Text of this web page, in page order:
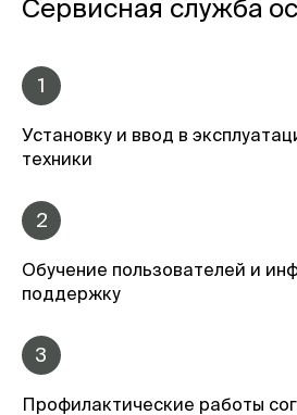
Сервисная служба
1
Установку и ввод в
техники
2
Обучение пользователей и
поддержку
3
Профилактические работы